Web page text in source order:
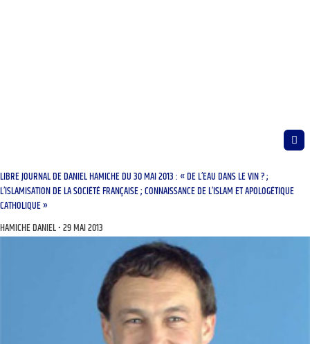
LIBRE JOURNAL DE DANIEL HAMICHE DU 30 MAI 2013 : « DE L’EAU DANS LE VIN ? ;
L’ISLAMISATION DE LA SOCIÉTÉ FRANÇAISE ; CONNAISSANCE DE L’ISLAM ET APOLOGÉTIQUE
CATHOLIQUE »
HAMICHE DANIEL 29 MAI 2013